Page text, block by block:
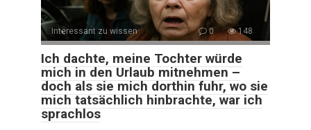
Interessant zu wissen 0 148
Ich dachte, meine Tochter würde
mich in den Urlaub mitnehmen –
doch als sie mich dorthin fuhr, wo sie
mich tatsächlich hinbrachte, war ich
sprachlos